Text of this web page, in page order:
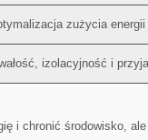
zużycia energii
izolacyjność i
i chronić środowisko,